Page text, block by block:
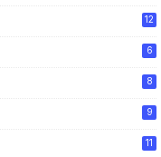
12
6
8
9
11